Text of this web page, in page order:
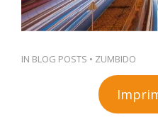
IN BLOG POSTS • ZUMBIDO